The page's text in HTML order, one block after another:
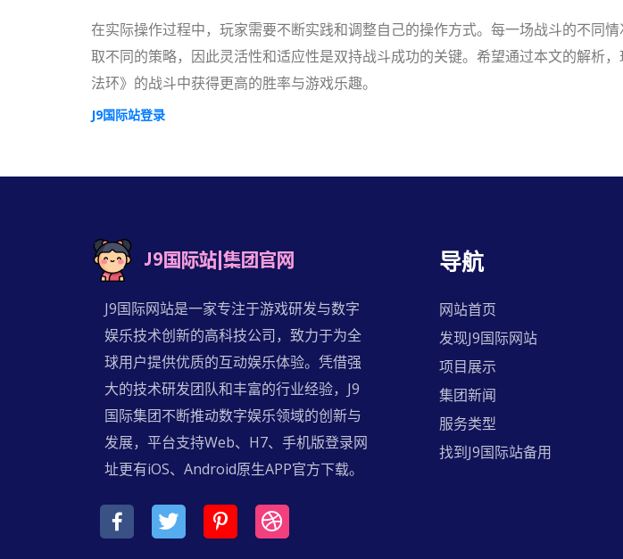
在实际操作过程中，玩家需要不断实践和调整自己的操作方式。每一场战斗的不同
取不同的策略，因此灵活性和适应性是双持战斗成功的关键。希望通过本文的解析
法环》的战斗中获得更高的胜率与游戏乐趣。
J9国际站登录
J9国际网站是一家专注于游戏研发与数字
娱乐技术创新的高科技公司，致力于为全
球用户提供优质的互动娱乐体验。凭借强
大的技术研发团队和丰富的行业经验，J9
国际集团不断推动数字娱乐领域的创新与
发展，平台支持Web、H7、手机版登录网
址更有iOS、Android原生APP官方下载。
导航
网站首页
发现J9国际网站
项目展示
集团新闻
服务类型
找到J9国际站备用